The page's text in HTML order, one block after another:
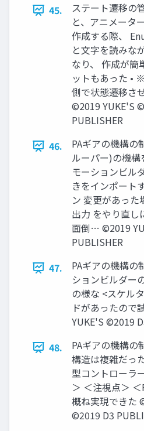
45.
ステート遷移の
と、アニメータ
作成する際、
と文字を読みな
なり、 作成が簡
ットもあった •
側で状態遷移さ
©2019 YUKE'S
PUBLISHER
46.
PAギアの機構の
ルーパー)の機構
モーションビル
きをインポート
ン 変更があった
出力 をやり直し
面倒… ©2019
PUBLISHER
47.
PAギアの機構の
ションビルダー
の様な <スケル
ドがあったので
YUKE'S ©2019
48.
PAギアの機構の
構造は複雑だっ
型コントローラ
＞ ＜注視点＞
概ね実現できた
©2019 D3